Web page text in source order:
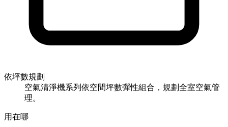
依坪數規劃
空氣清淨機系列依空間坪數彈性組合，規劃全室空氣管
理。
用在哪